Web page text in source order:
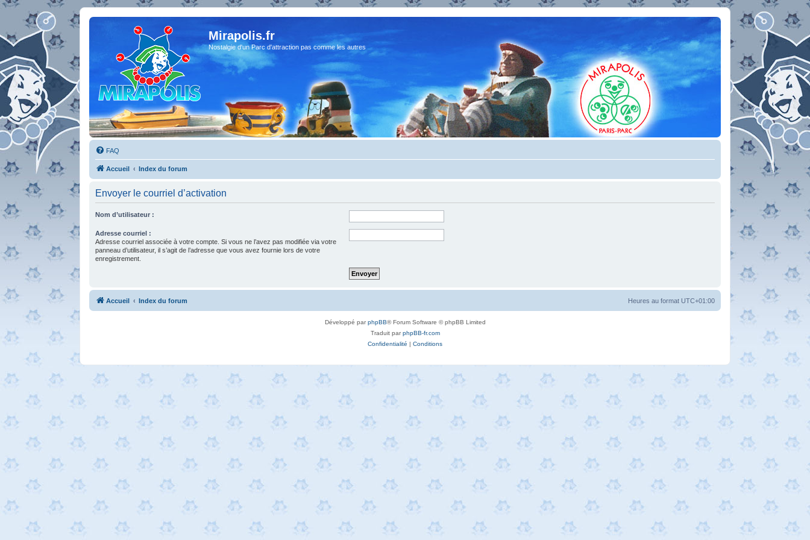
Mirapolis.fr
Nostalgie d'un Parc d'attraction pas comme les autres
FAQ
Accueil Index du forum
Envoyer le courriel d’activation
Nom d’utilisateur :
Adresse courriel :
Adresse courriel associée à votre compte. Si vous ne l’avez pas modifiée via votre
panneau d’utilisateur, il s’agit de l’adresse que vous avez fournie lors de votre
enregistrement.
Accueil Index du forum Heures au format UTC+01:00
Développé parphpBB® Forum Software © phpBB Limited
Traduit parphpBB-fr.com
Confidentialité | Conditions